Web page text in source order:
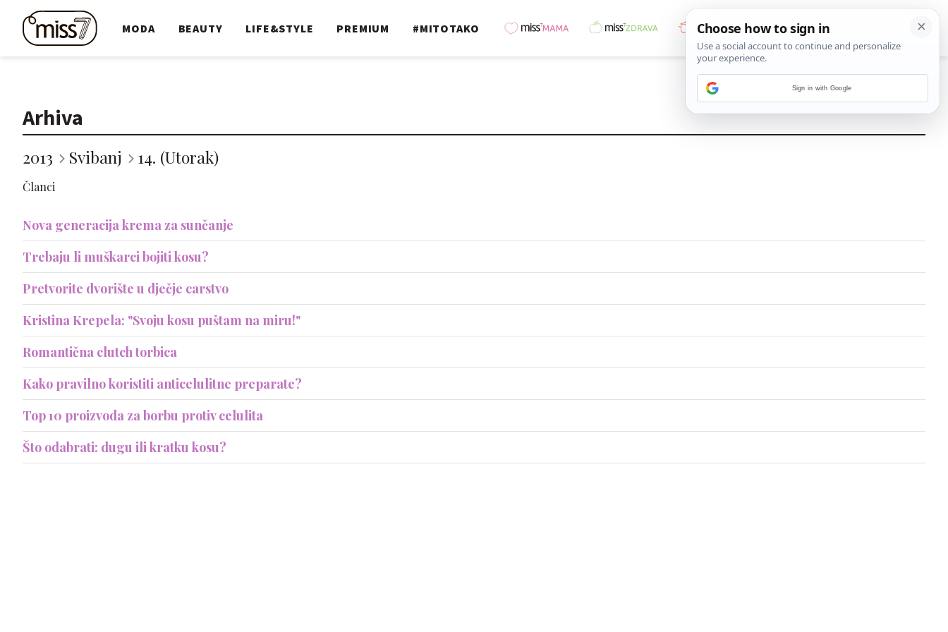
MODA BEAUTY LIFE&STYLE PREMIUM #MITOTAKO
Arhiva
2013 Svibanj 14. (Utorak)
Članci
Nova generacija krema za sunčanje
Trebaju li muškarci bojiti kosu?
Pretvorite dvorište u dječje carstvo
Kristina Krepela: "Svoju kosu puštam na miru!"
Romantična clutch torbica
Kako pravilno koristiti anticelulitne preparate?
Top 10 proizvoda za borbu protiv celulita
Što odabrati: dugu ili kratku kosu?
Sign in with Google